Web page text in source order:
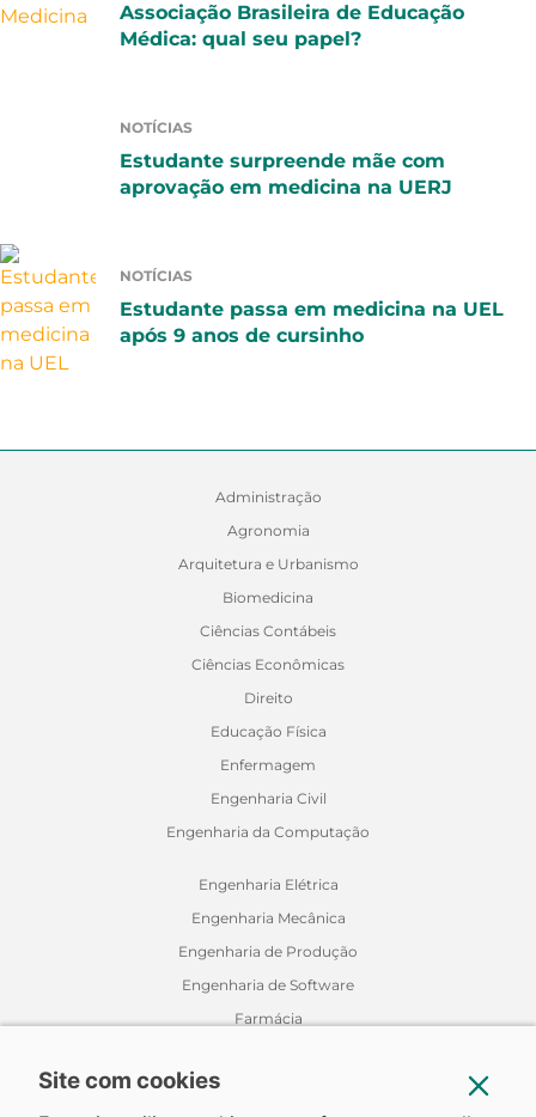
Associação Brasileira de Educação
Médica: qual seu papel?
NOTÍCIAS
Estudante surpreende mãe com
aprovação em medicina na UERJ
NOTÍCIAS
Estudante passa em medicina na UEL
após 9 anos de cursinho
Administração
Agronomia
Arquitetura e Urbanismo
Biomedicina
Ciências Contábeis
Ciências Econômicas
Direito
Educação Física
Enfermagem
Engenharia Civil
Engenharia da Computação
Engenharia Elétrica
Engenharia Mecânica
Engenharia de Produção
Engenharia de Software
Farmácia
Site com cookies